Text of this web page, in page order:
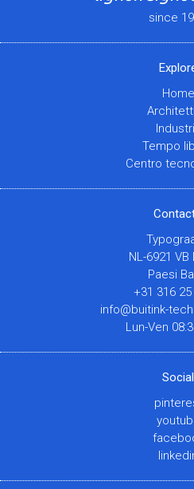
since
Home
Tempo
Centro
NL-6921 VB
Paesi
+31 316
info@buitink-
Lun-Ven
Social